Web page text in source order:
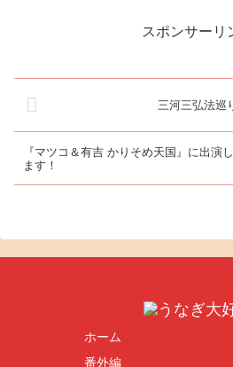
る。ホームページによれば創業
入っ
スポンサーリ
三河三弘法巡
『マツコ＆有吉 かりそめ天国』に出演し
ます！
ホーム
番外編